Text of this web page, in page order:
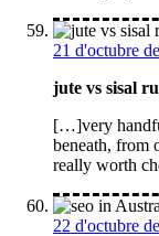
21 d'octubre
jute vs sisal
[…]very
beneath, from
really worth
22 d'octubre